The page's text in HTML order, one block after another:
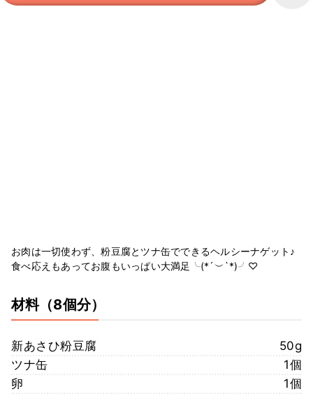
お肉は一切使わず、粉豆腐とツナ缶でできるヘルシーナゲット♪
食べ応えもあってお腹もいっぱい大満足╰(*´︶`*)╯♡
材料（8個分）
新あさひ粉豆腐
50g
ツナ缶
1個
卵
1個